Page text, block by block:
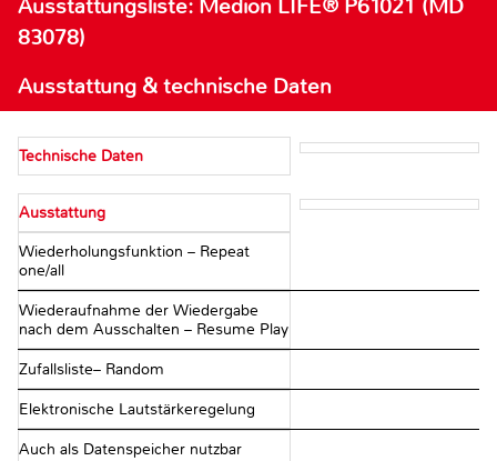
Ausstattungsliste: Medion LIFE® P61021 (MD
83078)
Ausstattung & technische Daten
Technische Daten
Ausstattung
Wiederholungsfunktion – Repeat
one/all
Wiederaufnahme der Wiedergabe
nach dem Ausschalten – Resume Play
Zufallsliste– Random
Elektronische Lautstärkeregelung
Auch als Datenspeicher nutzbar